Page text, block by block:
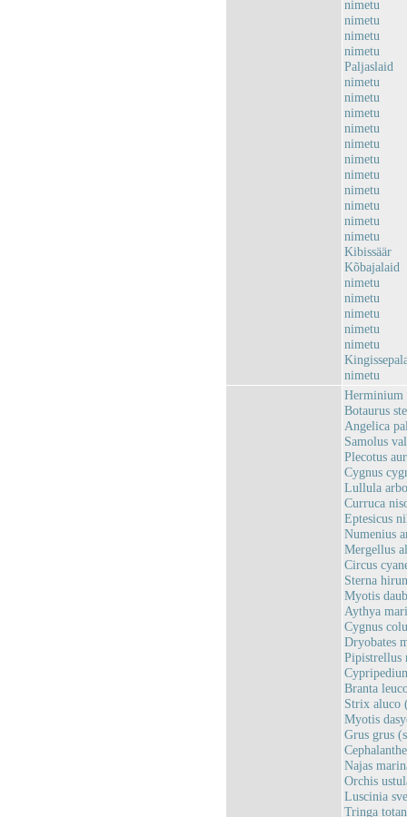
nimetu
nimetu
nimetu
nimetu
Paljaslaid
nimetu
nimetu
nimetu
nimetu
nimetu
nimetu
nimetu
nimetu
nimetu
nimetu
nimetu
Kibissäär
Kõbajalaid
nimetu
nimetu
nimetu
nimetu
nimetu
nimetu
Botaurus
Angelica
Samolus
Plecotus
Cygnus
Lullula
Curruca
Eptesicus
Numenius
Mergellus
Circus
Sterna
Myotis
Aythya
Cygnus
Dryobates
Pipistrellus
Branta
Strix aluco
Myotis
Grus grus
Najas
Orchis
Luscinia
Tringa